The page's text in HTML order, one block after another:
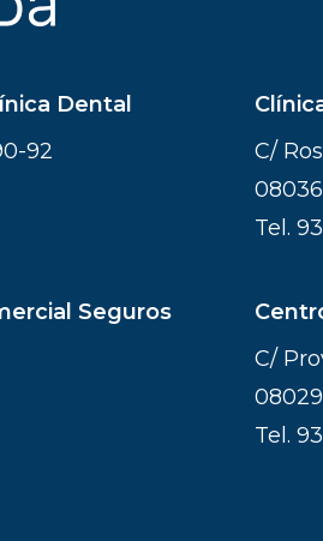
Dental
92
Seguros
C/
Tel.
C/
Tel.